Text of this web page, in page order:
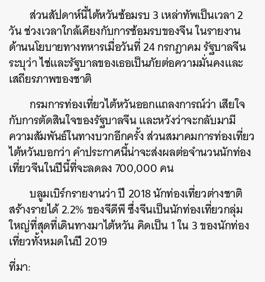
ส่วนสัปดาห์นี้ไต้หวันซ้อมรบ 3 เหล่าทัพเป็นเวลา 2
วัน ช่วงเวลาใกล้เคียงกับการซ้อมรบของจีน ในรายงาน
ด้านนโยบายทางทหารเมื่อวันที่ 24 กรกฎาคม รัฐบาลจีน
ระบุว่า ไช่และรัฐบาลของเธอเป็นภัยต่อความมั่นคงและ
เสถียรภาพของชาติ
กรมการท่องเที่ยวไต้หวันออกแถลงการณ์ว่า เสียใจ
กับการตัดสินใจของรัฐบาลจีน และหวังว่าจะกลับมามี
ความสัมพันธ์ในทางบวกอีกครั้ง ส่วนสมาคมการท่องเที่ยว
ไต้หวันบอกว่า คำประกาศนี้น่าจะส่งผลต่อจำนวนนักท่อง
เที่ยวจีนในปีนี้ที่จะลดลง 700,000 คน
บลูมเบิร์กรายงานว่า ปี 2018 นักท่องเที่ยวต่างชาติ
สร้างรายได้ 2.2% ของจีดีพี ซึ่งจีนเป็นนักท่องเที่ยวกลุ่ม
ใหญ่ที่สุดที่เดินทางมาไต้หวัน คิดเป็น 1 ใน 3 ของนักท่อง
เที่ยวทั้งหมดในปี 2019
ที่มา:
ค้นหา
SHARE TWEET